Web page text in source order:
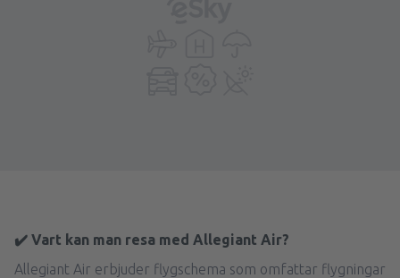
✔️ Vart kan man resa med Allegiant Air?
Allegiant Air erbjuder flygschema som omfattar flygningar